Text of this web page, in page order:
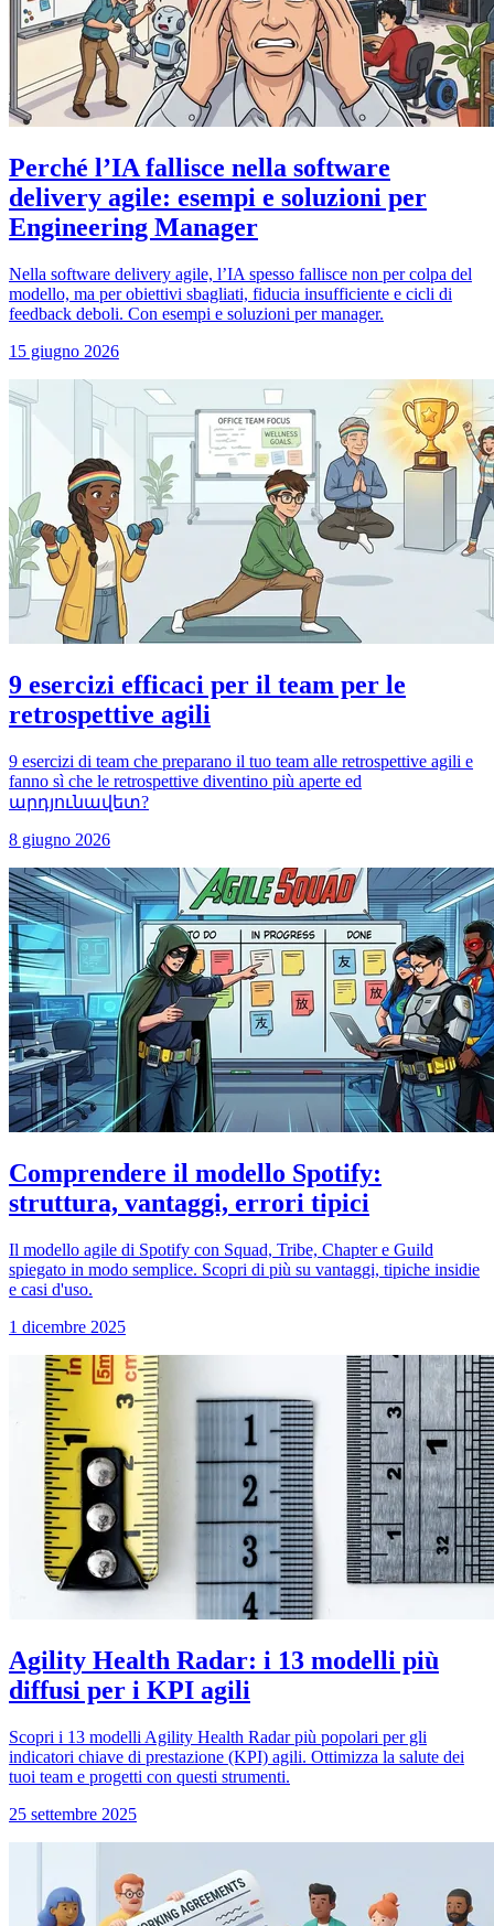
Perché l’IA fallisce nella software
delivery agile: esempi e soluzioni per
Engineering Manager
Nella software delivery agile, l’IA spesso fallisce non per colpa del
modello, ma per obiettivi sbagliati, fiducia insufficiente e cicli di
feedback deboli. Con esempi e soluzioni per manager.
15 giugno 2026
9 esercizi efficaci per il team per le
retrospettive agili
9 esercizi di team che preparano il tuo team alle retrospettive agili e
fanno sì che le retrospettive diventino più aperte ed
արդյունավետ?
8 giugno 2026
Comprendere il modello Spotify:
struttura, vantaggi, errori tipici
Il modello agile di Spotify con Squad, Tribe, Chapter e Guild
spiegato in modo semplice. Scopri di più su vantaggi, tipiche insidie
e casi d'uso.
1 dicembre 2025
Agility Health Radar: i 13 modelli più
diffusi per i KPI agili
Scopri i 13 modelli Agility Health Radar più popolari per gli
indicatori chiave di prestazione (KPI) agili. Ottimizza la salute dei
tuoi team e progetti con questi strumenti.
25 settembre 2025